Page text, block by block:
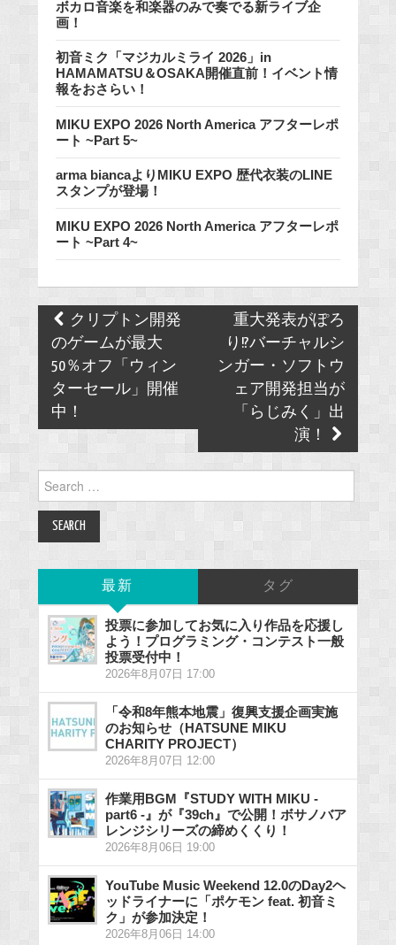
ボカロ音楽を和楽器のみで奏でる新ライブ企
画！
初音ミク「マジカルミライ 2026」in
HAMAMATSU＆OSAKA開催直前！イベント情
報をおさらい！
MIKU EXPO 2026 North America アフターレポ
ート ~Part 5~
arma biancaよりMIKU EXPO 歴代衣装のLINE
スタンプが登場！
MIKU EXPO 2026 North America アフターレポ
ート ~Part 4~
Post
navigation
クリプトン開発
のゲームが最大
50％オフ「ウィン
ターセール」開催
中！
重大発表がぽろ
り!?バーチャルシ
ンガー・ソフトウ
ェア開発担当が
「らじみく」出
演！
Search
for:
最新 タグ
投票に参加してお気に入り作品を応援し
よう！プログラミング・コンテスト一般
投票受付中！
2026年8月07日 17:00
「令和8年熊本地震」復興支援企画実施
のお知らせ（HATSUNE MIKU
CHARITY PROJECT）
2026年8月07日 12:00
作業用BGM『STUDY WITH MIKU -
part6 -』が『39ch』で公開！ボサノバア
レンジシリーズの締めくくり！
2026年8月06日 19:00
YouTube Music Weekend 12.0のDay2ヘ
ッドライナーに「ポケモン feat. 初音ミ
ク」が参加決定！
2026年8月06日 14:00